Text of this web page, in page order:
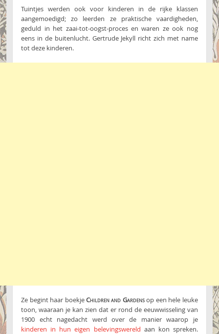
Tuintjes werden ook voor kinderen in de rijke klassen
aangemoedigd; zo leerden ze praktische vaardigheden,
geduld in het zaai-tot-oogst-proces en waren ze ook nog
eens in de buitenlucht. Gertrude Jekyll richt zich met name
tot deze kinderen.
Ze begint haar boekjeChildren and Gardensop een hele leuke
toon, waaraan je kan zien dat er rond de eeuwwisseling van
1900 echt nagedacht werd over de manier waarop je
kinderen in hun eigen belevingswereld aan kon spreken.